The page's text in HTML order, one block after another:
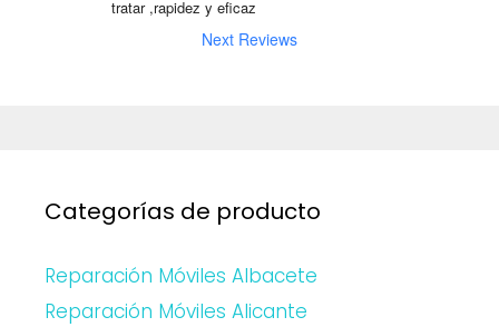
tratar ,rapidez y eficaz
Next Reviews
Categorías de producto
Reparación Móviles Albacete
Reparación Móviles Alicante